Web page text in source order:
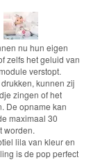
nu hun eigen
zelfs het geluid van
verstopt.
kunnen zij
zingen of het
De opname kan
maximaal 30
worden.
lila van kleur en
is de pop perfect